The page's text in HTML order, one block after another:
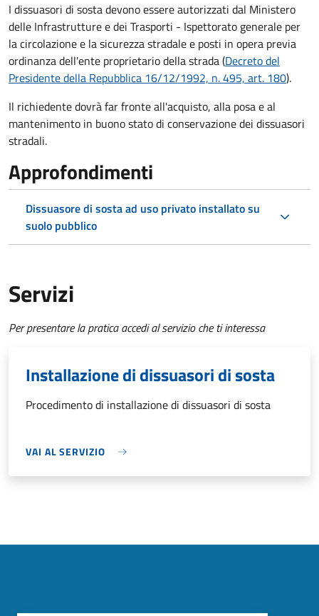
I dissuasori di sosta devono essere autorizzati dal Ministero
delle Infrastrutture e dei Trasporti - Ispettorato generale per
la circolazione e la sicurezza stradale e posti in opera previa
ordinanza dell'ente proprietario della strada (Decreto del
Presidente della Repubblica 16/12/1992, n. 495, art. 180).
Il richiedente dovrà far fronte all'acquisto, alla posa e al
mantenimento in buono stato di conservazionedei dissuasori
stradali.
Approfondimenti
Dissuasore di sosta ad uso privato installato su
suolo pubblico
Servizi
Per presentare la pratica accedi al servizio che ti interessa
Installazione di dissuasori di sosta
Procedimento di installazione di dissuasori di sosta
VAI AL SERVIZIO